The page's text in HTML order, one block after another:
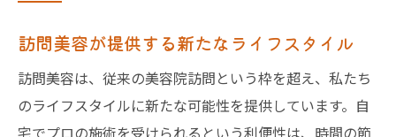
訪問美容の料金体系を理解しよう：東京都での
最適な選択肢
訪問美容の料金に影響を与える要因
訪問美容が提供する新たなライフスタイル
訪問美容は、従来の美容院訪問という枠を超え、私たち
のライフスタイルに新たな可能性を提供しています。自
宅でプロの施術を受けられるという利便性は、時間の節